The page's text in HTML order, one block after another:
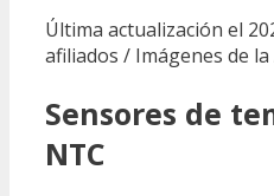
Última actualización el
afiliados / Imágenes de
Sensores de
NTC